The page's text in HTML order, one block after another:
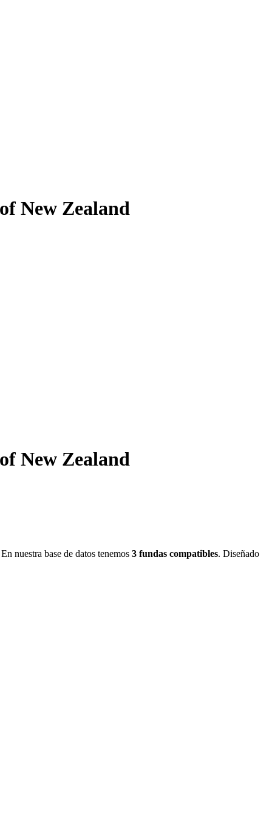
New Zealand
New Zealand
En nuestra base de datos tenemos 3 fundas compatibles. Diseñado